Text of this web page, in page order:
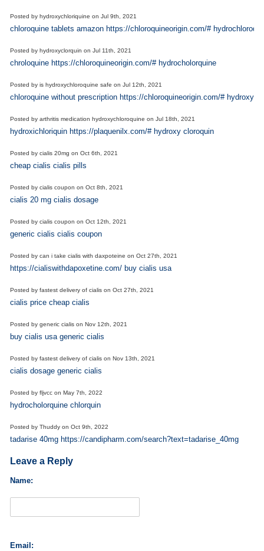
Posted byhydroxychloriquineonJul 9th, 2021
chloroquine tablets amazon https://chloroquineorigin.com/#
Posted byhydroxyclorquinonJul 11th, 2021
chroloquine https://chloroquineorigin.com/# hydrocholorquine
Posted byis hydroxychloroquine safeonJul 12th, 2021
chloroquine without prescription https://chloroquineorigin.com/#
Posted byarthritis medication hydroxychloroquineonJul 18th, 2021
hydroxichloriquin https://plaquenilx.com/# hydroxy cloroquin
Posted bycialis 20mgonOct 6th, 2021
cheap cialis cialis pills
Posted bycialis coupononOct 8th, 2021
cialis 20 mg cialis dosage
Posted bycialis coupononOct 12th, 2021
generic cialis cialis coupon
Posted bycan i take cialis with daxpoteineonOct 27th, 2021
https://cialiswithdapoxetine.com/ buy cialis usa
Posted byfastest delivery of cialisonOct 27th, 2021
cialis price cheap cialis
Posted bygeneric cialisonNov 12th, 2021
buy cialis usa generic cialis
Posted byfastest delivery of cialisonNov 13th, 2021
cialis dosage generic cialis
Posted byfljvcconMay 7th, 2022
hydrocholorquine chlorquin
Posted byThuddyonOct 9th, 2022
tadarise 40mg https://candipharm.com/search?text=tadarise_40mg
Leave a Reply
Name:
Email: